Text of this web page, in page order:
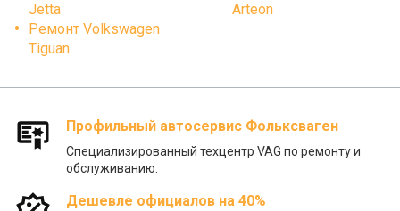
Jetta
Ремонт Volkswagen
Tiguan
Arteon
Профильный автосервис Фольксваген
Специализированный техцентр VAG по ремонту и
обслуживанию.
Дешевле официалов на 40%